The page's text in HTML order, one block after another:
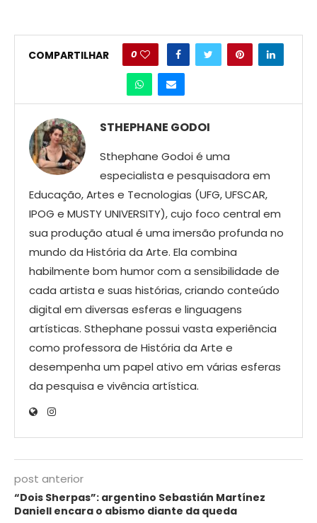
COMPARTILHAR 0
STHEPHANE GODOI
Sthephane Godoi é uma
especialista e pesquisadora em
Educação, Artes e Tecnologias (UFG, UFSCAR,
IPOG e MUSTY UNIVERSITY), cujo foco central em
sua produção atual é uma imersão profunda no
mundo da História da Arte. Ela combina
habilmente bom humor com a sensibilidade de
cada artista e suas histórias, criando conteúdo
digital em diversas esferas e linguagens
artísticas. Sthephane possui vasta experiência
como professora de História da Arte e
desempenha um papel ativo em várias esferas
da pesquisa e vivência artística.
post anterior
“Dois Sherpas”: argentino Sebastián Martínez
Daniell encara o abismo diante da queda